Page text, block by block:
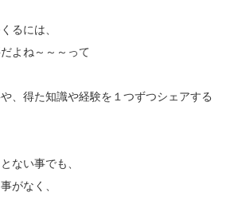
るには、
よね～～～って
、得た知識や経験を１つずつシェアする
ない事でも、
がなく、